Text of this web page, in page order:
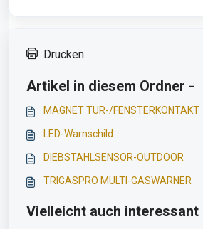
Drucken
Artikel in diesem Ordner -
MAGNET TÜR-/FENSTERKONTAKT
LED-Warnschild
DIEBSTAHLSENSOR-OUTDOOR
TRIGASPRO MULTI-GASWARNER
Vielleicht auch interessant